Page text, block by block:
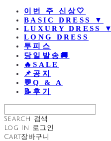
이번 주 신상🤍
BASIC DRESS ▼
LUXURY DRESS ▼
LONG DRESS
투피스
당일발송🚚
🔥SALE
📌공지
💬Q & A
📝후기
Search 검색
Log In
로그인
Cart장바구니